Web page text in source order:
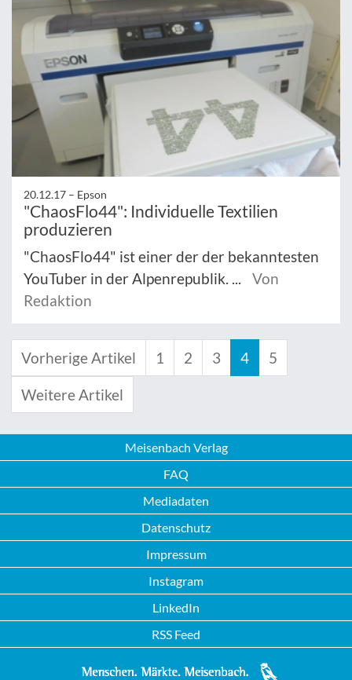
20.12.17 – Epson
"ChaosFlo44": Individuelle Textilien
produzieren
"ChaosFlo44" ist einer der der bekanntesten
YouTuber in der Alpenrepublik. ...
Von
Redaktion
Vorherige Artikel 1 2 3 4 5
Weitere Artikel
Meisenbach Verlag
FAQ
Mediadaten
Datenschutz
Impressum
Instagram
LinkedIn
RSS Feed